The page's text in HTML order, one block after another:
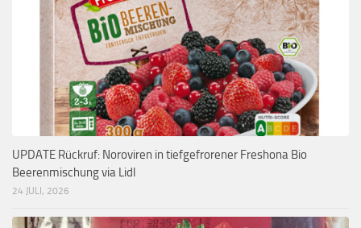
UPDATE Rückruf: Noroviren in tiefgefrorener Freshona Bio
Beerenmischung via Lidl
24 JULI, 2026